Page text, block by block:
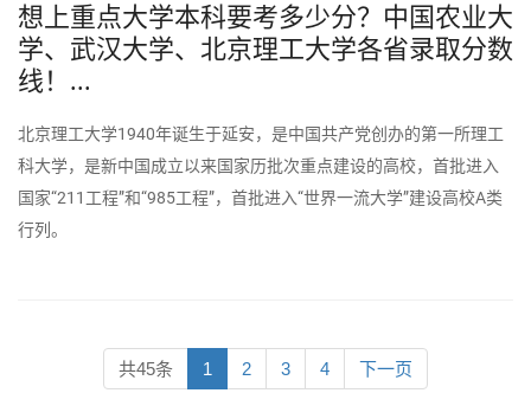
想上重点大学本科要考多少分？中国农业大
学、武汉大学、北京理工大学各省录取分数
线！...
北京理工大学1940年诞生于延安，是中国共产党创办的第一所理工
科大学，是新中国成立以来国家历批次重点建设的高校，首批进入
国家“211工程”和“985工程”，首批进入“世界一流大学”建设高校A类
行列。
共45条 1 2 3 4 下一页